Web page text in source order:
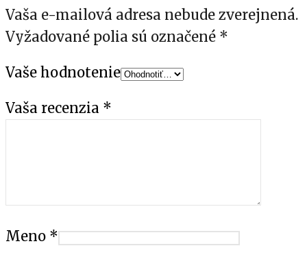
Vaša e-mailová adresa nebude zverejnená.
Vyžadované polia sú označené *
Vaše hodnotenie
Vaša recenzia *
Meno *